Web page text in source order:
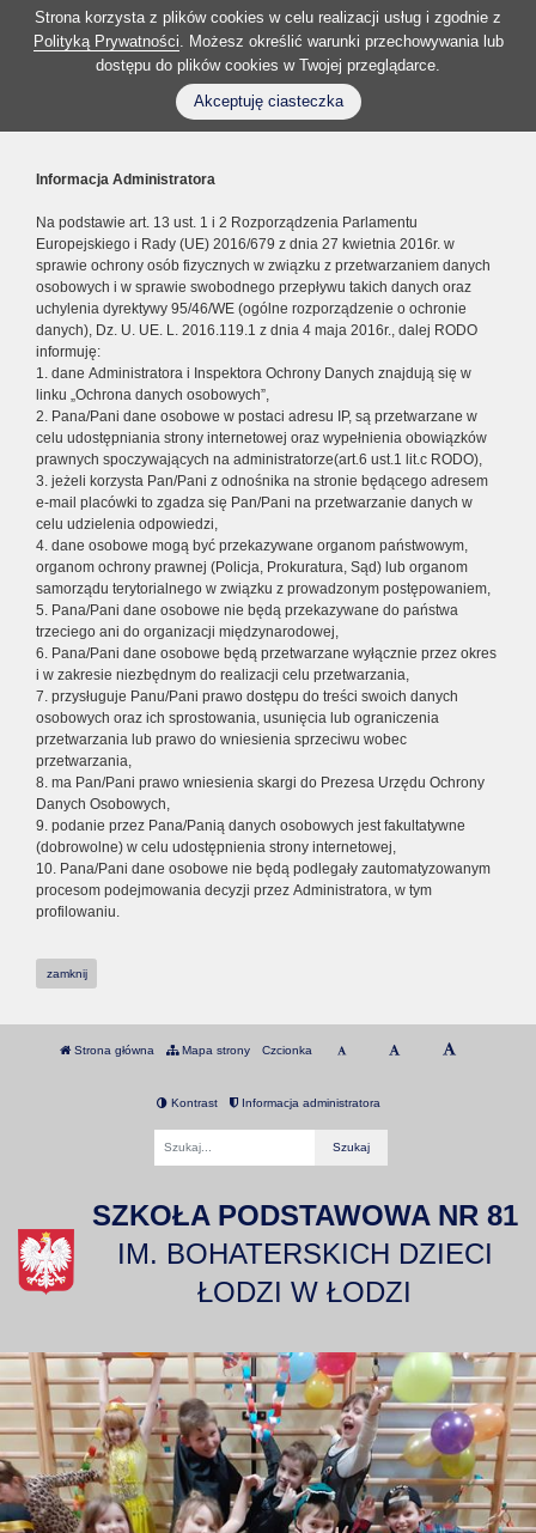
Strona korzysta z plików cookies w celu realizacji usług i zgodnie z
Polityką Prywatności. Możesz określić warunki przechowywania lub
dostępu do plików cookies w Twojej przeglądarce.
Akceptuję ciasteczka
Informacja Administratora
Na podstawie art. 13 ust. 1 i 2 Rozporządzenia Parlamentu
Europejskiego i Rady (UE) 2016/679 z dnia 27 kwietnia 2016r. w
sprawie ochrony osób fizycznych w związku z przetwarzaniem danych
osobowych i w sprawie swobodnego przepływu takich danych oraz
uchylenia dyrektywy 95/46/WE (ogólne rozporządzenie o ochronie
danych), Dz. U. UE. L. 2016.119.1 z dnia 4 maja 2016r., dalej RODO
informuję:
1. dane Administratora i Inspektora Ochrony Danych znajdują się w
linku „Ochrona danych osobowych”,
2. Pana/Pani dane osobowe w postaci adresu IP, są przetwarzane w
celu udostępniania strony internetowej oraz wypełnienia obowiązków
prawnych spoczywających na administratorze(art.6 ust.1 lit.c RODO),
3. jeżeli korzysta Pan/Pani z odnośnika na stronie będącego adresem
e-mail placówki to zgadza się Pan/Pani na przetwarzanie danych w
celu udzielenia odpowiedzi,
4. dane osobowe mogą być przekazywane organom państwowym,
organom ochrony prawnej (Policja, Prokuratura, Sąd) lub organom
samorządu terytorialnego w związku z prowadzonym postępowaniem,
5. Pana/Pani dane osobowe nie będą przekazywane do państwa
trzeciego ani do organizacji międzynarodowej,
6. Pana/Pani dane osobowe będą przetwarzane wyłącznie przez okres
i w zakresie niezbędnym do realizacji celu przetwarzania,
7. przysługuje Panu/Pani prawo dostępu do treści swoich danych
osobowych oraz ich sprostowania, usunięcia lub ograniczenia
przetwarzania lub prawo do wniesienia sprzeciwu wobec
przetwarzania,
8. ma Pan/Pani prawo wniesienia skargi do Prezesa Urzędu Ochrony
Danych Osobowych,
9. podanie przez Pana/Panią danych osobowych jest fakultatywne
(dobrowolne) w celu udostępnienia strony internetowej,
10. Pana/Pani dane osobowe nie będą podlegały zautomatyzowanym
procesom podejmowania decyzji przez Administratora, w tym
profilowaniu.
zamknij
Strona główna Mapa strony Czcionka
Kontrast Informacja administratora
SZKOŁA PODSTAWOWA NR 81
IM. BOHATERSKICH DZIECI
ŁODZI W ŁODZI